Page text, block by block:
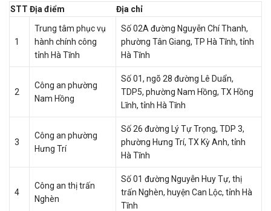
STT Địa điểm Địa chỉ
1
Trung tâm phục vụ
hành chính công
tỉnh Hà Tĩnh
Số 02A đường Nguyễn Chí Thanh,
phường Tân Giang, TP Hà Tĩnh, tỉnh
Hà Tĩnh
2
Công an phường
Nam Hồng
Số 01, ngõ 28 đường Lê Duẩn,
TDP5, phường Nam Hồng, TX Hồng
Lĩnh, tỉnh Hà Tĩnh
3
Công an phường
Hưng Trí
Số 26 đường Lý Tự Trọng, TDP 3,
phường Hưng Trí, TX Kỳ Anh, tỉnh
Hà Tĩnh
4
Công an thị trấn
Nghèn
Số 01 đường Nguyễn Huy Tự, thị
trấn Nghèn, huyện Can Lộc, tỉnh Hà
Tĩnh